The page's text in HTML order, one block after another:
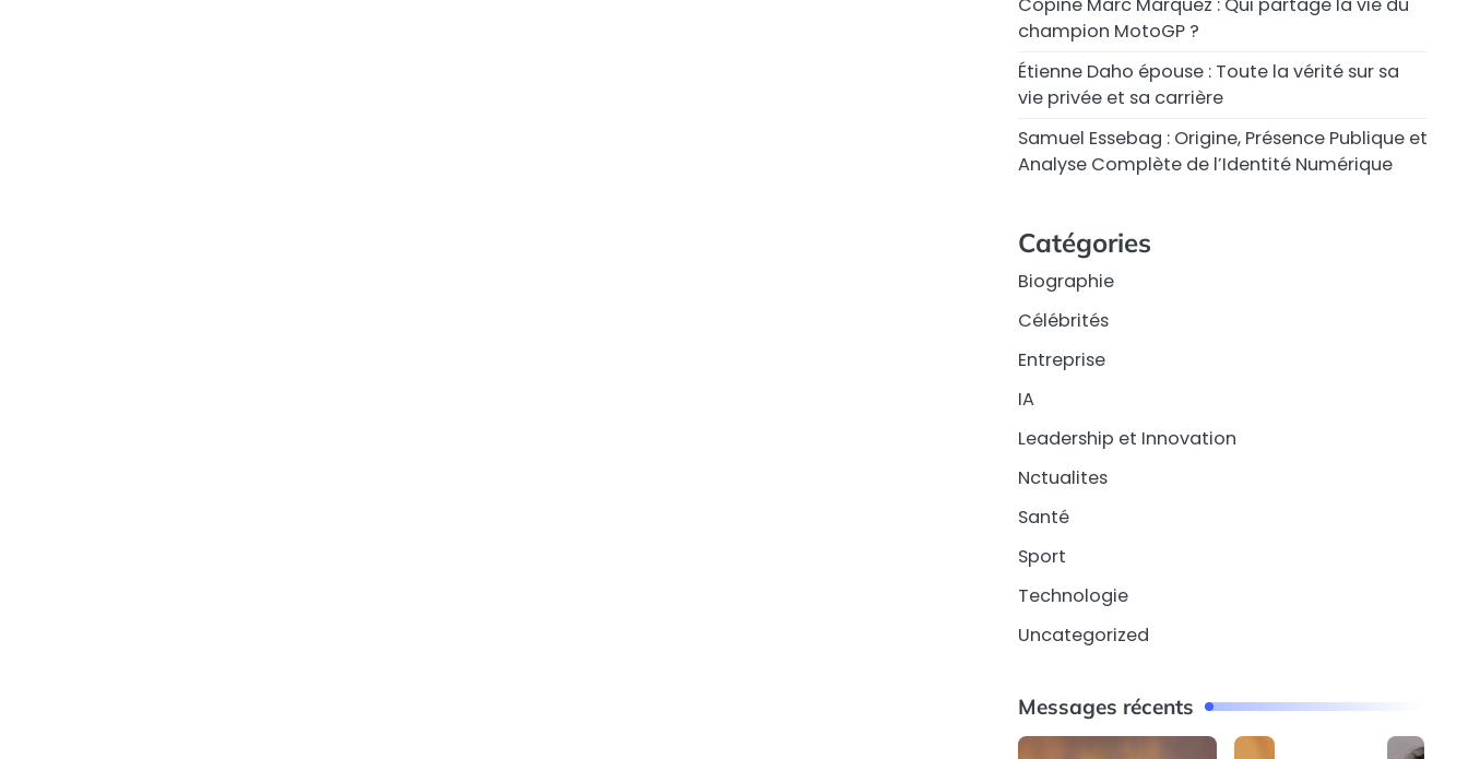
Copine Marc Márquez : Qui partage la vie du
champion MotoGP ?
Étienne Daho épouse : Toute la vérité sur sa
vie privée et sa carrière
Samuel Essebag : Origine, Présence Publique et
Analyse Complète de l’Identité Numérique
Catégories
Biographie
Célébrités
Entreprise
IA
Leadership et Innovation
Nctualites
Santé
Sport
Technologie
Uncategorized
Messages récents